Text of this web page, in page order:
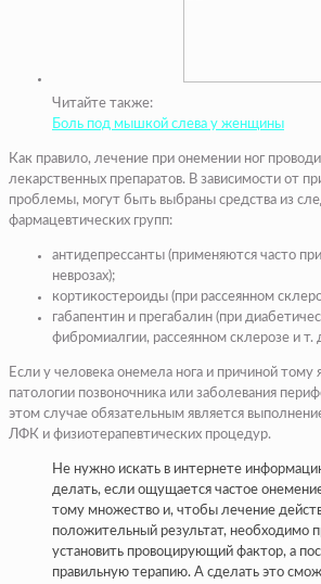
Читайте также:
Боль под мышкой слева у женщины
Как правило, лечение при онемении ног
лекарственных препаратов. В зависимости от
проблемы, могут быть выбраны средства из
фармацевтических групп:
антидепрессанты (применяются часто
неврозах);
кортикостероиды (при рассеянном
габапентин и прегабалин (при
фибромиалгии, рассеянном склерозе и т.
Если у человека онемела нога и причиной тому
патологии позвоночника или заболевания
этом случае обязательным является
ЛФК и физиотерапевтических процедур.
Не нужно искать в интернете
делать, если ощущается частое
тому множество и, чтобы лечение
положительный результат, необходимо
установить провоцирующий фактор, а
правильную терапию. А сделать это